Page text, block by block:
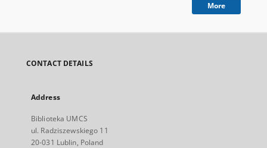
More
CONTACT DETAILS
Address
Biblioteka UMCS
ul. Radziszewskiego 11
20-031 Lublin, Poland